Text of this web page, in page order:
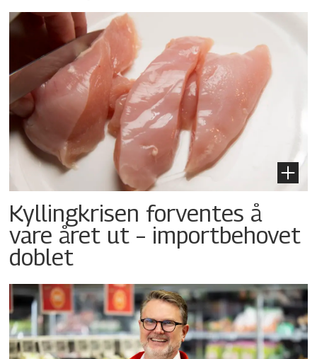
Kyllingkrisen forventes å
vare året ut – importbehovet
doblet